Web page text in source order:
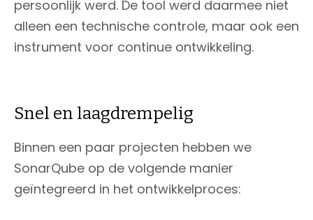
persoonlijk werd. De tool werd daarmee niet
alleen een technische controle, maar ook een
instrument voor continue ontwikkeling.
Snel en laagdrempelig
Binnen een paar projecten hebben we
SonarQube op de volgende manier
geïntegreerd in het ontwikkelproces: